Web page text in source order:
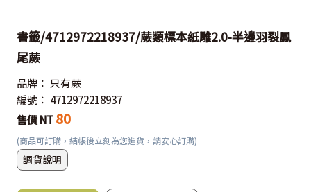
書籤/4712972218937/蕨類標本紙雕2.0-半邊羽裂鳳
尾蕨
品牌： 只有蕨
編號： 4712972218937
售價 NT 80
(商品可訂購，結帳後立刻為您進貨，請安心訂購)
調貨說明